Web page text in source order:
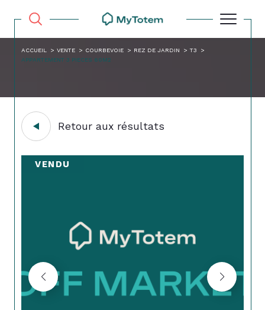
ACCUEIL VENTE COURBEVOIE REZ DE JARDIN
T3
APPARTEMENT 3 PIECES 60M2
Retour aux résultats
VENDU